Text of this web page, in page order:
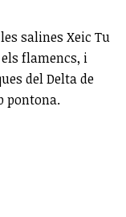
salines Xeic Tu
flamencs, i
del Delta de
pontona.